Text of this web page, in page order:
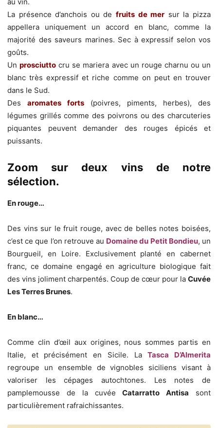
La présence d’anchois ou de fruits de mer sur la pizza
appellera uniquement un accord en blanc, comme la
majorité des saveurs marines. Sec à expressif selon vos
goûts.
Unprosciutto cru se mariera avec un rouge charnu ou un
blanc très expressif et riche comme on peut en trouver
dans le Sud.
Des aromates forts (poivres, piments, herbes), des
légumes grillés comme des poivrons ou des charcuteries
piquantes peuvent demander des rouges épicés et
puissants.
Zoom sur deux vins de notre
sélection.
En rouge…
Des vins sur le fruit rouge, avec de belles notes boisées,
c’est ce que l’on retrouve au Domaine du Petit Bondieu, un
Bourgueil, en Loire. Exclusivement planté en cabernet
franc, ce domaine engagé en agriculture biologique fait
des vins joliment charpentés. Coup de cœur pour la Cuvée
Les Terres Brunes.
En blanc…
Comme clin d’œil aux origines, nous sommes partis en
Italie, et précisément en Sicile. LaTasca D’Almerita
regroupe un ensemble de vignobles siciliens visant à
valoriser les cépages autochtones. Les notes de
pamplemousse de la cuvéeCatarratto Antisa sont
particulièrement rafraichissantes.